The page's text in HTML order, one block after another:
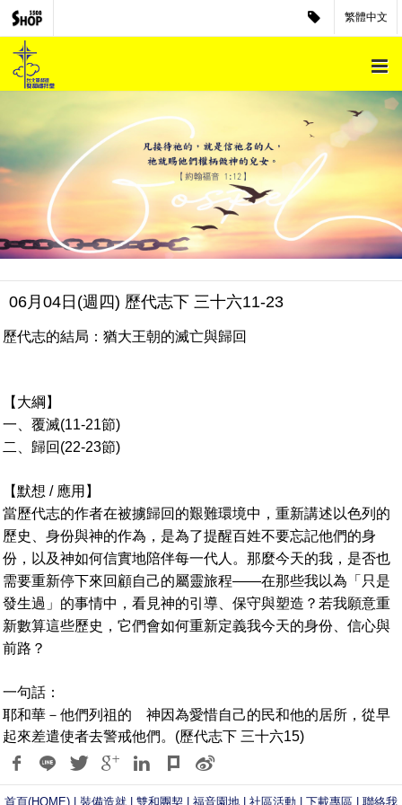
繁體中文
06月04日(週四) 歷代志下 三十六11-23
歷代志的結局：猶大王朝的滅亡與歸回
【大綱】
一、覆滅(11-21節)
二、歸回(22-23節)
【默想 / 應用】
當歷代志的作者在被擄歸回的艱難環境中，重新講述以色列的
歷史、身份與神的作為，是為了提醒百姓不要忘記他們的身
份，以及神如何信實地陪伴每一代人。那麼今天的我，是否也
需要重新停下來回顧自己的屬靈旅程——在那些我以為「只是
發生過」的事情中，看見神的引導、保守與塑造？若我願意重
新數算這些歷史，它們會如何重新定義我今天的身份、信心與
前路？
一句話：
耶和華－他們列祖的 神因為愛惜自己的民和他的居所，從早
起來差遣使者去警戒他們。(歷代志下 三十六15)
首頁(HOME) 裝備造就 雙和團契 福音園地 社區活動 下載專區 聯絡我